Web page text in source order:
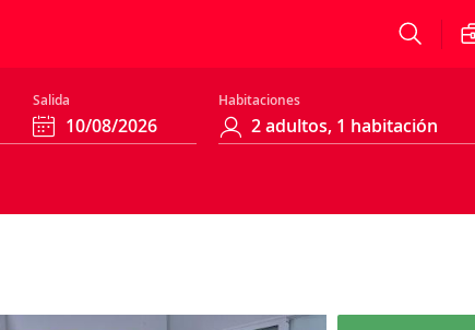
Salida Habitaciones